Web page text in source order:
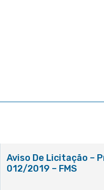
Aviso De Licitação –
012/2019 – FMS